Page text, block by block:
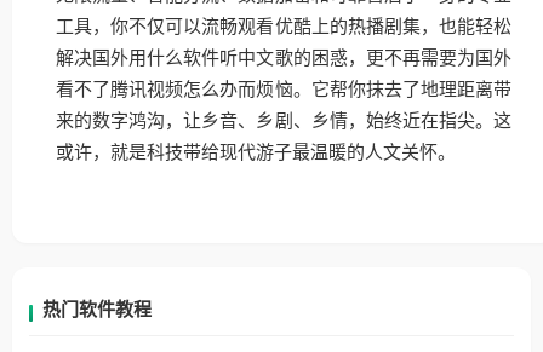
工具，你不仅可以流畅观看优酷上的热播剧集，也能轻松
解决国外用什么软件听中文歌的困惑，更不再需要为国外
看不了腾讯视频怎么办而烦恼。它帮你抹去了地理距离带
来的数字鸿沟，让乡音、乡剧、乡情，始终近在指尖。这
或许，就是科技带给现代游子最温暖的人文关怀。
热门软件教程